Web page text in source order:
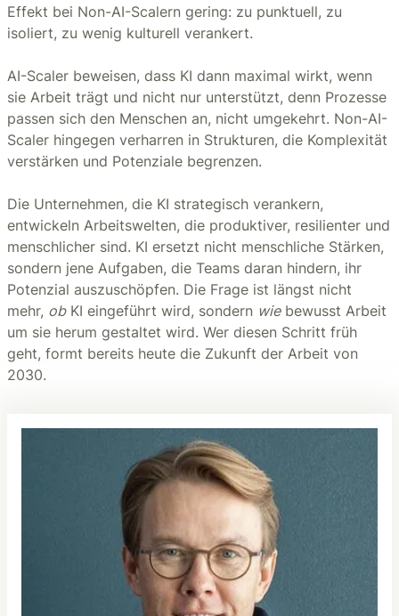
Effekt bei Non-AI-Scalern gering: zu punktuell, zu
isoliert, zu wenig kulturell verankert.
AI-Scaler beweisen, dass KI dann maximal wirkt, wenn
sie Arbeit trägt und nicht nur unterstützt, denn Prozesse
passen sich den Menschen an, nicht umgekehrt. Non-AI-
Scaler hingegen verharren in Strukturen, die Komplexität
verstärken und Potenziale begrenzen.
Die Unternehmen, die KI strategisch verankern,
entwickeln Arbeitswelten, die produktiver, resilienter und
menschlicher sind. KI ersetzt nicht menschliche Stärken,
sondern jene Aufgaben, die Teams daran hindern, ihr
Potenzial auszuschöpfen. Die Frage ist längst nicht
mehr, obKI eingeführt wird, sondern wiebewusst Arbeit
um sie herum gestaltet wird. Wer diesen Schritt früh
geht, formt bereits heute die Zukunft der Arbeit von
2030.